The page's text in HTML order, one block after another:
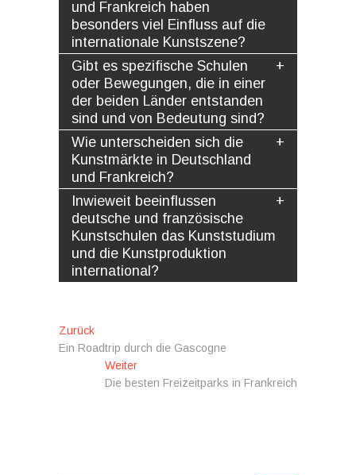
und Frankreich haben
besonders viel Einfluss auf die
internationale Kunstszene?
Gibt es spezifische Schulen
oder Bewegungen, die in einer
der beiden Länder entstanden
sind und von Bedeutung sind?
Wie unterscheiden sich die
Kunstmärkte in Deutschland
und Frankreich?
Inwieweit beeinflussen
deutsche und französische
Kunstschulen das Kunststudium
und die Kunstproduktion
international?
Beitragsnavigation
ZurückVorheriger
Beitrag:
Ein Roadtrip durch die Gascogne
WeiterNächster
Beitrag:
Die besten Freizeitparks in Frankreich